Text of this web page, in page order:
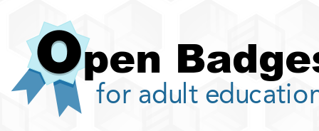
contenido
principal